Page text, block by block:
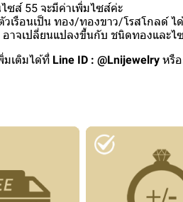
ซส์ 55 จะมีค่าเพิ่มไซส์ค่ะ
วเรือนเป็น ทอง/ทองขาว/โรสโกลด์ ไ
อาจเปลี่ยนแปลงขึ้นกับ ชนิดทองและไ
มเติมได้ที่ Line ID : @Lnijewelry หรื